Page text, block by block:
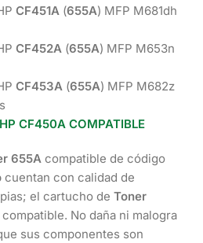
CF451A (655A) MFP M681dh
CF452A (655A) MFP M653n
CF453A (655A) MFP M682z
CF450A COMPATIBLE
655A compatible de código
cuentan con calidad de
el cartucho de Toner
No daña ni malogra
sus componentes son